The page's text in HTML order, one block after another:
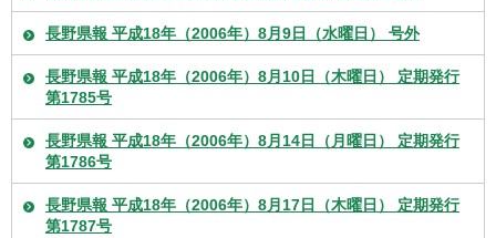
長野県報 平成18年（2006年）8月9日（水曜日） 号外
長野県報 平成18年（2006年）8月10日（木曜日） 定期発行
第1785号
長野県報 平成18年（2006年）8月14日（月曜日） 定期発行
第1786号
長野県報 平成18年（2006年）8月17日（木曜日） 定期発行
第1787号